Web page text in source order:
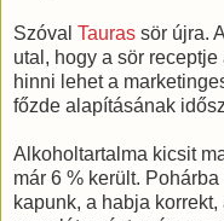
Szóval Tauras sör újra.
utal, hogy a sör
hinni lehet a
főzde alapításának
Alkoholtartalma kicsit
már 6 % került.
kapunk, a habja